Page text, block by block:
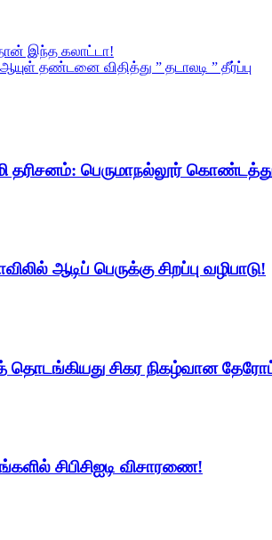
இந்த கலாட்டா!
தண்டனை விதித்து ” தடாலடி ” தீர்ப்பு
தரிசனம்: பெருமாநல்லூர்
ஆடிப் பெருக்கு சிறப்பு வழிபாடு!
தொடங்கியது சிகர நிகழ்வான
சிபிசிஐடி விசாரணை!